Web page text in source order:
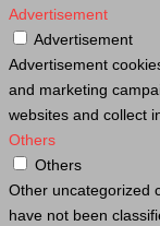
Advertisement
Advertisement
Advertisement
and marketing
websites and collect
Others
Others
Other uncategorized
have not been